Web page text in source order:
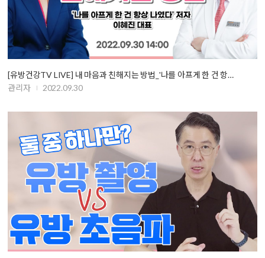
[유방건강TV LIVE] 내 마음과 친해지는 방법_'나를 아프게 한 건 항…
관리자
2022.09.30